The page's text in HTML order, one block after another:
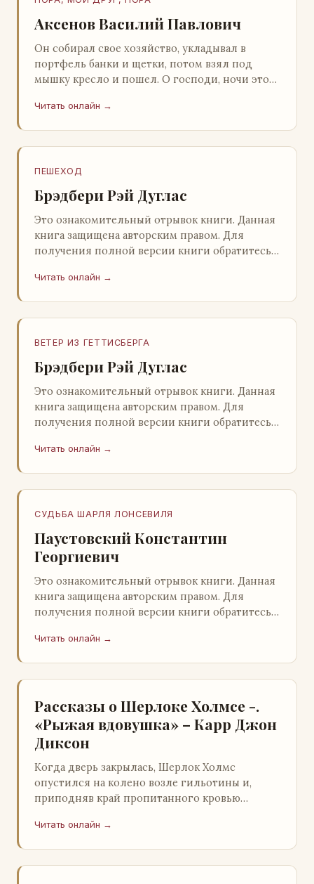
Аксенов Василий Павлович
Он собирал свое хозяйство, укладывал в
портфель банки и щетки, потом взял под
мышку кресло и пошел. О господи, ночи этой
заставлял…
Читать онлайн →
ПЕШЕХОД
Брэдбери Рэй Дуглас
Это ознакомительный отрывок книги. Данная
книга защищена авторским правом. Для
получения полной версии книги обратитесь к
легального ко…
Читать онлайн →
ВЕТЕР ИЗ ГЕТТИСБЕРГА
Брэдбери Рэй Дуглас
Это ознакомительный отрывок книги. Данная
книга защищена авторским правом. Для
получения полной версии книги обратитесь к
легального ко…
Читать онлайн →
СУДЬБА ШАРЛЯ ЛОНСЕВИЛЯ
Паустовский Константин
Георгиевич
Это ознакомительный отрывок книги. Данная
книга защищена авторским правом. Для
получения полной версии книги обратитесь к
легального ко…
Читать онлайн →
Рассказы о Шерлоке Холмсе -.
«Рыжая вдовушка» – Карр Джон
Диксон
Когда дверь закрылась, Шерлок Холмс
опустился на колено возле гильотины и,
приподняв край пропитанного кровью
скрывался под ним…
Читать онлайн →